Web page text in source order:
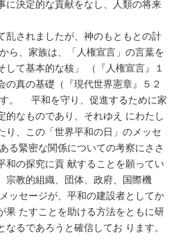
に決定的な貢献をなし、人類の将来
されましたが、神のもともとの計
ら、家族は、「人権宣言」の言葉を
して基本的な核」 （『人権宣言』１
の真の基礎（『現代世界憲章』５２
。 平和を守り、促進するために家
的なものであり、それゆえ にわたし
り、この「世界平和の日」のメッセ
る緊密な関係についての考察にささ
和の探究に貢 献することを願ってい
宗教的組織、団体、政府、国際機
ッセージが、平和の建設者としてか
果 たすことを助ける方法をともに研
なるであろうと確信してお ります。